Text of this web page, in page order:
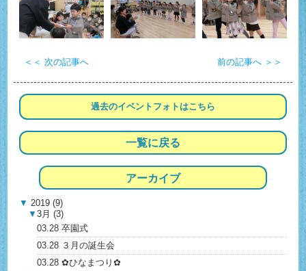
＜＜ 次の記事へ 前の記事へ ＞＞
過去のイベントフォトはこちら
一覧に戻る
アーカイブ
▼ 2019 (9)
▼ 3月 (3)
03.28 卒園式
03.28 ３月の誕生会
03.28 ✿ひなまつり✿